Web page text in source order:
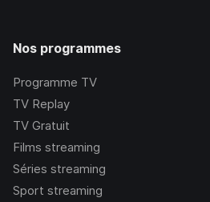
Nos programmes
Programme TV
TV Replay
TV Gratuit
Films streaming
Séries streaming
Sport streaming